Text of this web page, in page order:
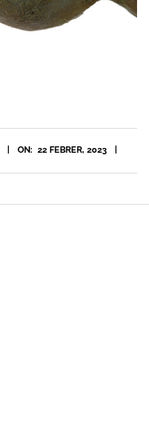
ON: 22 FEBRER, 2023